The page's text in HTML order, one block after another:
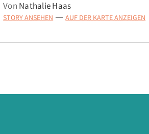
Von Nathalie Haas
STORY ANSEHEN — AUF DER KARTE ANZEIGEN